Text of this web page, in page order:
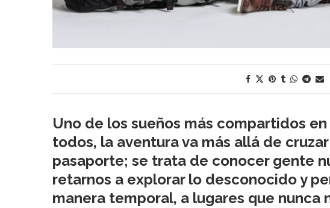
Uno de los sueños más compartidos
todos, la aventura va más allá de
pasaporte; se trata de conocer gente
retarnos a explorar lo desconocido y
manera temporal, a lugares que nunca